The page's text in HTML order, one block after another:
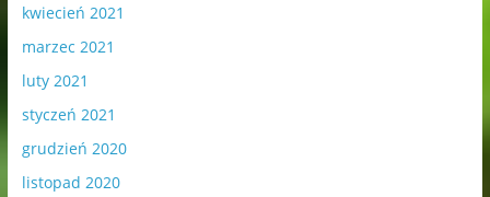
kwiecień 2021
marzec 2021
luty 2021
styczeń 2021
grudzień 2020
listopad 2020